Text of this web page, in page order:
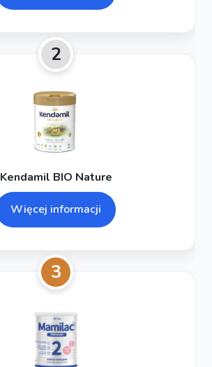
2
Kendamil BIO Nature
Więcej informacji
3